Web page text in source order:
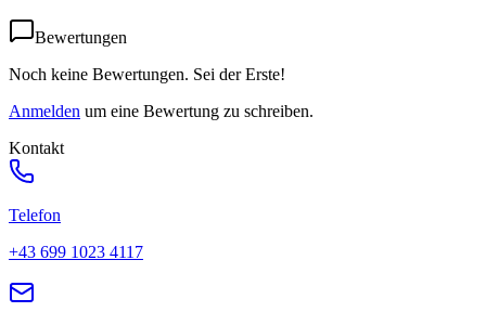
Bewertungen
Noch keine Bewertungen. Sei der Erste!
Anmelden um eine Bewertung zu schreiben.
Kontakt
Telefon
+43 699 1023 4117